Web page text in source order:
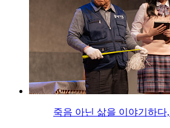
죽음 아닌 삶을 이야기하다